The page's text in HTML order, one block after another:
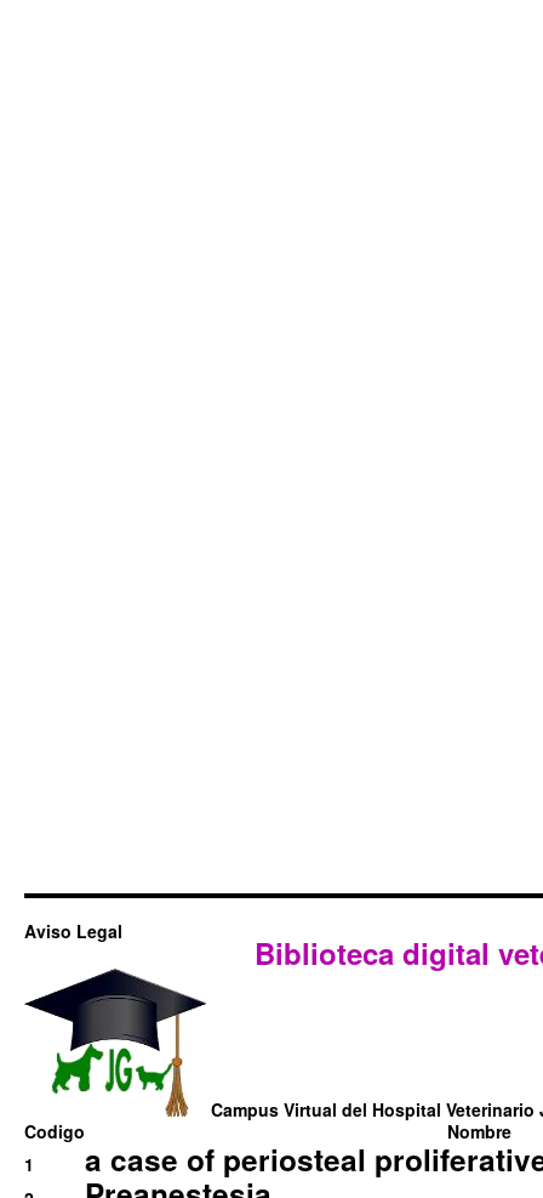
Aviso Legal
Biblioteca digital
Campus Virtual del Hospital Veterinario
Codigo
Nombre
1
a case of periosteal